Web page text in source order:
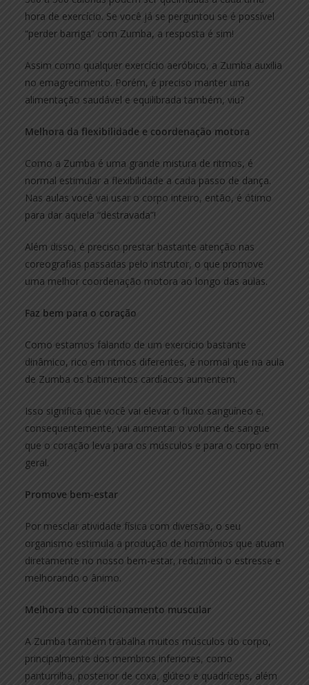
hora de exercício. Se você já se perguntou se é possível
“perder barriga” com Zumba, a resposta é sim!
Assim como qualquer exercício aeróbico, a Zumba auxilia
no emagrecimento. Porém, é preciso manter uma
alimentação saudável e equilibrada também, viu?
Melhora da flexibilidade e coordenação motora
Como a Zumba é uma grande mistura de ritmos, é
normal estimular a flexibilidade a cada passo de dança.
Nas aulas você vai usar o corpo inteiro, então, é ótimo
para dar aquela “destravada”!
Além disso, é preciso prestar bastante atenção nas
coreografias passadas pelo instrutor, o que promove
uma melhor coordenação motora ao longo das aulas.
Faz bem para o coração
Como estamos falando de um exercício bastante
dinâmico, rico em ritmos diferentes, é normal que na aula
de Zumba os batimentos cardíacos aumentem.
Isso significa que você vai elevar o fluxo sanguíneo e,
consequentemente, vai aumentar o volume de sangue
que o coração leva para os músculos e para o corpo em
geral.
Promove bem-estar
Por mesclar atividade física com diversão, o seu
organismo estimula a produção de hormônios que atuam
diretamente no nosso bem-estar, reduzindo o estresse e
melhorando o ânimo.
Melhora do condicionamento muscular
A Zumba também trabalha muitos músculos do corpo,
principalmente dos membros inferiores, como
panturrilha, posterior de coxa, glúteo e quadríceps, além